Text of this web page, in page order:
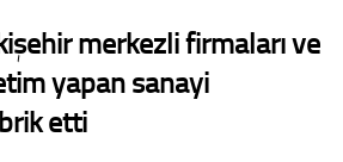
merkezli firmaları ve
yapan sanayi
etti